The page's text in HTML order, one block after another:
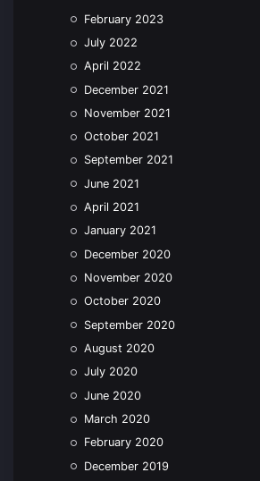
February 2023
July 2022
April 2022
December 2021
November 2021
October 2021
September 2021
June 2021
April 2021
January 2021
December 2020
November 2020
October 2020
September 2020
August 2020
July 2020
June 2020
March 2020
February 2020
December 2019